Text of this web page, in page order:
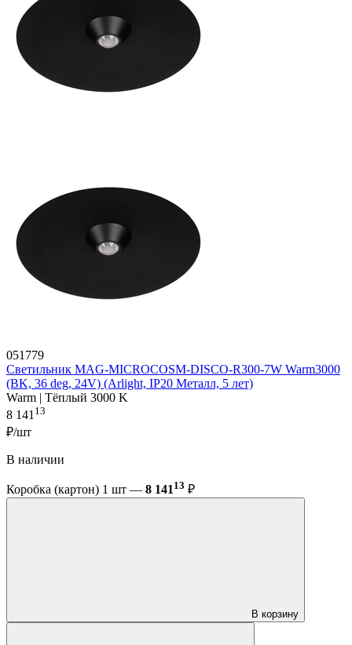
051779
Светильник MAG-MICROCOSM-DISCO-R300-7W Warm3000
(BK, 36 deg, 24V) (Arlight, IP20 Металл, 5 лет)
Warm | Тёплый 3000 K
8 14113
₽/шт
В наличии
Коробка (картон) 1 шт — 8 141 13 ₽
В корзину